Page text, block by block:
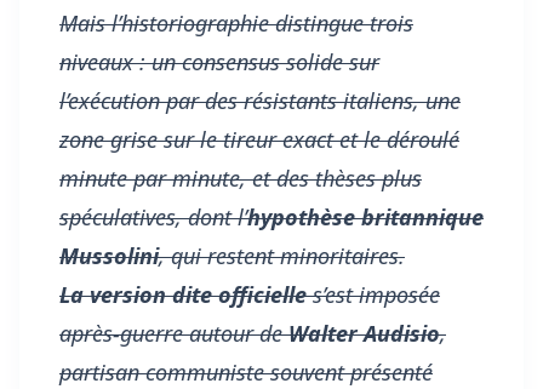
Mais l’historiographie distingue trois
niveaux : unconsensus solidesur
l’exécution par des résistants italiens, une
zone grisesur le tireur exact et le déroulé
minute par minute, et des thèses plus
spéculatives, dont l’hypothèse britannique
Mussolini, qui restent minoritaires.
La version dite officielles’est imposée
après-guerre autour deWalter Audisio,
partisan communiste souvent présenté